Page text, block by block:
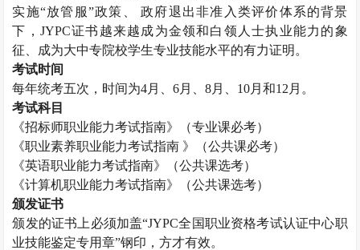
实施“放管服”政策、 政府退出非准入类评价体系的背景
下， JYPC证书越来越成为金领和白领人士执业能力的象
征、成为大中专院校学生专业技能水平的有力证明。
考试时间
每年统考五次，时间为4月、6月、8月、 10月和12 月。
考试科目
《招标师职业能力考试指南》（专业课必考）
《职业素养职业能力考试指南 》（公共课必考）
《英语职业能力考试指南》（公共课选考）
《计算机职业能力考试指南》（公共课选考）
颁发证书
颁发的证书上必须加盖“JYPC全国职业资格考试认证中心职
业技能鉴定专用章”钢印，方才有效。